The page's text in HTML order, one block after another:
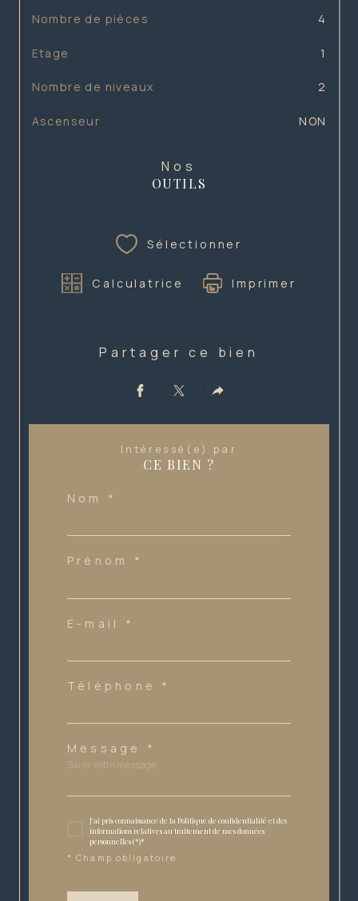
Nombre de pièces 4
Etage 1
Nombre de niveaux 2
Ascenseur NON
Nos
OUTILS
Sélectionner
Calculatrice Imprimer
Partager ce bien
Intéressé(e) par
CE BIEN ?
Nom *
Prénom *
E-mail *
Téléphone *
Message *
J'ai pris connaissance de la Politique de confidentialité et des
informations relatives au traitement de mes données
personnelles (*)*
* Champ obligatoire